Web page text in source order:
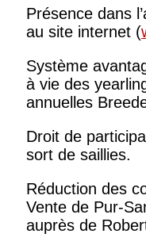
Présence dans
au site internet (
Système
à vie des
annuelles
Droit de
sort de saillies.
Réduction des
Vente de Pur-
auprès de